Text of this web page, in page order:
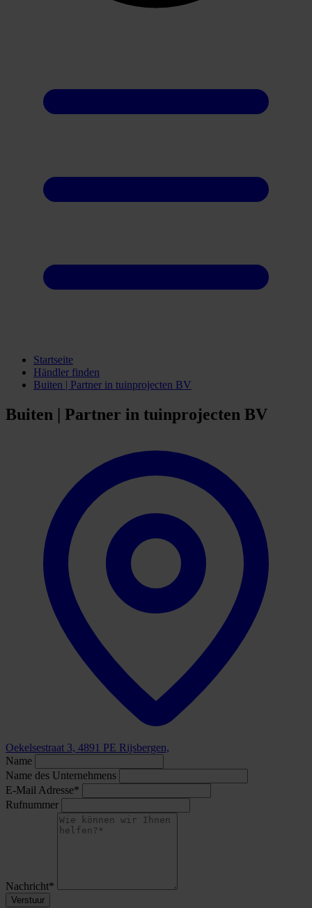
Startseite
Händler finden
Buiten | Partner in tuinprojecten BV
Buiten | Partner in tuinprojecten BV
Oekelsestraat 3, 4891 PE Rijsbergen,
Name
Name des Unternehmens
E-Mail Adresse*
Rufnummer
Nachricht*
Verstuur